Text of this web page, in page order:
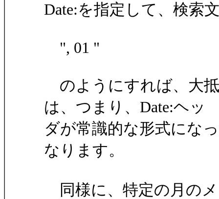
Date:を指定して、検索
", 01 "
のようにすれば、大
は、つまり、Date:ヘッ
ダが常識的な形式にな
なります。
同様に、特定の月の